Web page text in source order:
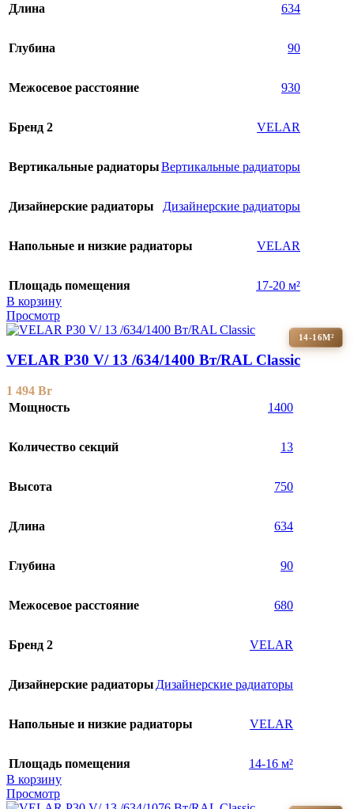
Длина 634
Глубина 90
Межосевое расстояние 930
Бренд 2 VELAR
Вертикальные радиаторыВертикальные радиаторы
Дизайнерские радиаторы Дизайнерские радиаторы
Напольные и низкие радиаторы VELAR
Площадь помещения
17-20 м²
В корзину
Просмотр
14-16М²
VELAR P30 V/ 13 /634/1400 Вт/RAL Classic
1 494 Br
Мощность
1400
Количество секций 13
Высота 750
Длина 634
Глубина 90
Межосевое расстояние 680
Бренд 2 VELAR
Дизайнерские радиаторы Дизайнерские радиаторы
Напольные и низкие радиаторы VELAR
Площадь помещения
14-16 м²
В корзину
Просмотр